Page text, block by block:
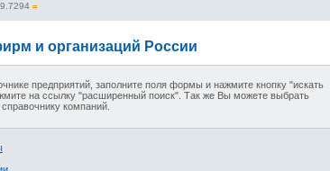
и организаций России
предприятий , заполните поля формы и нажмите кнопку "искать
на ссылку "расширенный поиск". Так же Вы можете выбрать
справочнику компаний